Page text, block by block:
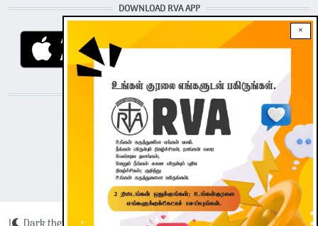
×
DOWNLOAD RVA APP
STAY CONNECTED WITH US!